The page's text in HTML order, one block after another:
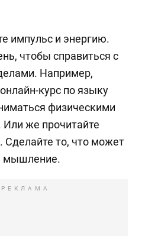
импульс и энергию.
чтобы справиться с
Например,
курс по языку
физическими
же прочитайте
Сделайте то, что может
мышление.
РЕКЛАМА